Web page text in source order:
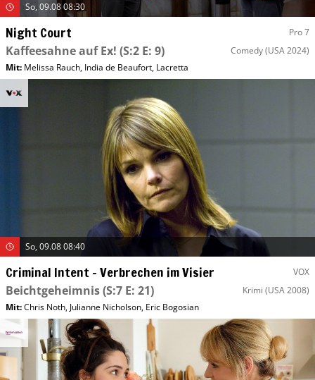
So, 09.08 08:30
Night Court Pro 7
Kaffeesahne auf Ex! (S:2 E: 9) Comedy(USA 2024)
Mit: Melissa Rauch, India de Beaufort, Lacretta
So, 09.08 08:40
Criminal Intent – Verbrechen im Visier VOX
Beichtgeheimnis(S:7 E: 21) Krimi (USA 2008)
Mit:Chris Noth, Julianne Nicholson, Eric Bogosian